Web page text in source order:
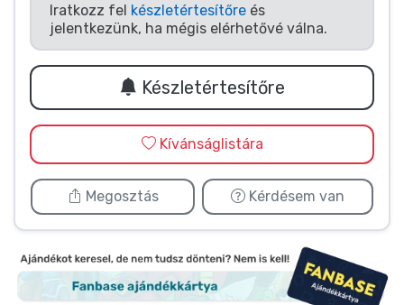
Iratkozz fel készletértesítőre és
jelentkezünk, ha mégis elérhetővé válna.
Készletértesítőre
Kívánságlistára
Megosztás Kérdésem van